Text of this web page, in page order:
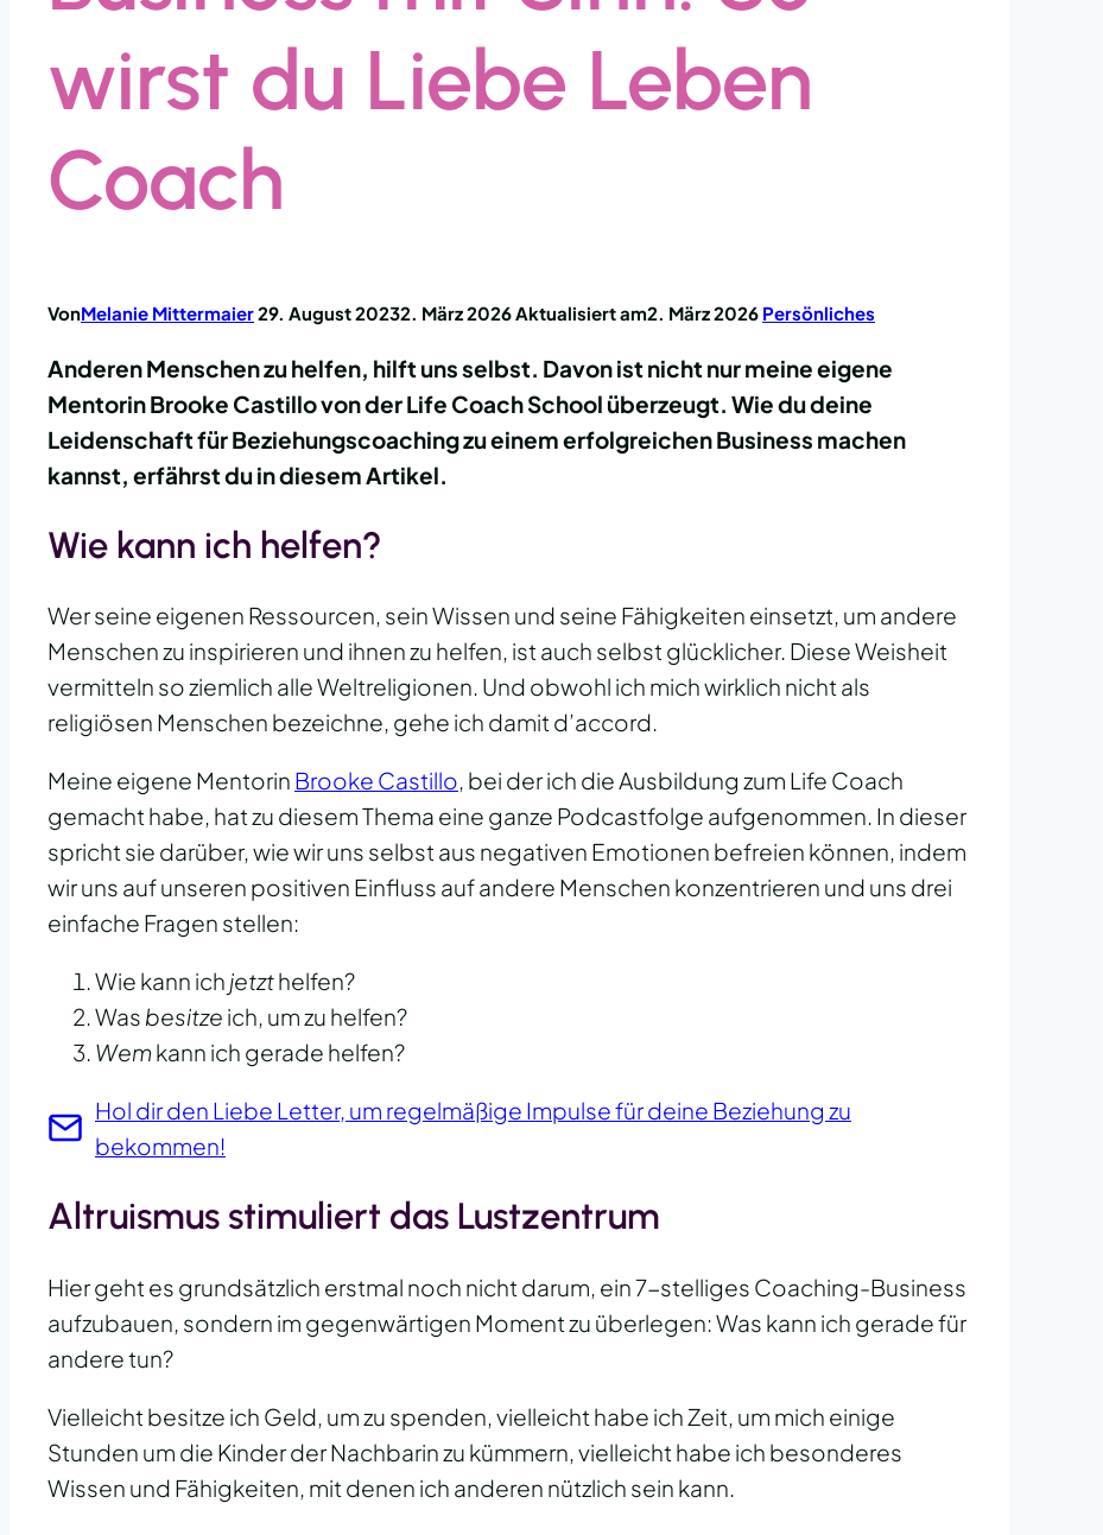
wirst du Liebe Leben
Coach
VonMelanie Mittermaier29. August 20232. März 2026Aktualisiert am2. März 2026 Persönliches
Anderen Menschen zu helfen, hilft uns selbst. Davon ist nicht nur meine eigene
Mentorin Brooke Castillo von der Life Coach School überzeugt. Wie du deine
Leidenschaft für Beziehungscoaching zu einem erfolgreichen Business machen
kannst, erfährst du in diesem Artikel.
Wie kann ich helfen?
Wer seine eigenen Ressourcen, sein Wissen und seine Fähigkeiten einsetzt, um andere
Menschen zu inspirieren und ihnen zu helfen, ist auch selbst glücklicher. Diese Weisheit
vermitteln so ziemlich alle Weltreligionen. Und obwohl ich mich wirklich nicht als
religiösen Menschen bezeichne, gehe ich damit d’accord.
Meine eigene Mentorin Brooke Castillo, bei der ich die Ausbildung zum Life Coach
gemacht habe, hat zu diesem Thema eine ganze Podcastfolge aufgenommen. In dieser
spricht sie darüber, wie wir uns selbst aus negativen Emotionen befreien können, indem
wir uns auf unseren positiven Einfluss auf andere Menschen konzentrieren und uns drei
einfache Fragen stellen:
Wie kann ich jetzthelfen?
Was besitze ich, um zu helfen?
Wem kann ich gerade helfen?
Hol dir den Liebe Letter, um regelmäßige Impulse für deine Beziehung zu
bekommen!
Altruismus stimuliert das Lustzentrum
Hier geht es grundsätzlich erstmal noch nicht darum, ein 7-stelliges Coaching-Business
aufzubauen, sondern im gegenwärtigen Moment zu überlegen: Was kann ich gerade für
andere tun?
Vielleicht besitze ich Geld, um zu spenden, vielleicht habe ich Zeit, um mich einige
Stunden um die Kinder der Nachbarin zu kümmern, vielleicht habe ich besonderes
Wissen und Fähigkeiten, mit denen ich anderen nützlich sein kann.